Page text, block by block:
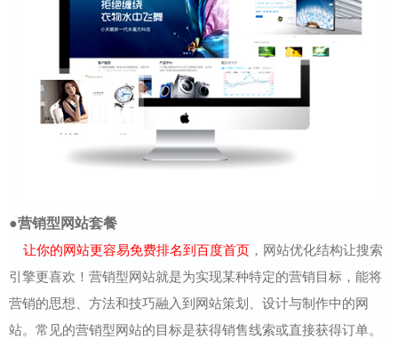
●营销型网站套餐
让你的网站更容易免费排名到百度首页 ，网站优化结构让搜索
引擎更喜欢！营销型网站就是为实现某种特定的营销目标，能将
营销的思想、方法和技巧融入到网站策划、设计与制作中的网
站。常见的营销型网站的目标是获得销售线索或直接获得订单。